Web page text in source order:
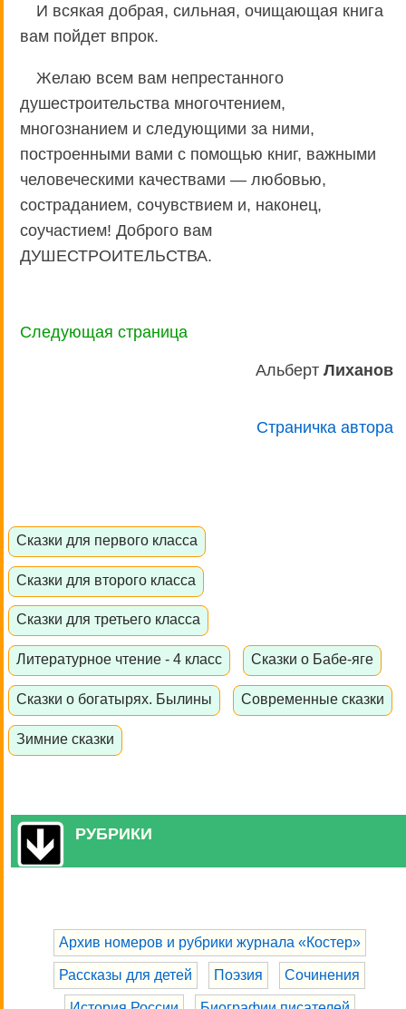
И всякая добрая, сильная, очищающая книга
вам пойдет впрок.
Желаю всем вам непрестанного
душестроительства многочтением,
многознанием и следующими за ними,
построенными вами с помощью книг, важными
человеческими качествами — любовью,
состраданием, сочувствием и, наконец,
соучастием! Доброго вам
ДУШЕСТРОИТЕЛЬСТВА.
Следующая страница
Альберт Лиханов
Страничка автора
Сказки для первого класса
Сказки для второго класса
Сказки для третьего класса
Литературное чтение - 4 класс Сказки о Бабе-яге
Сказки о богатырях. Былины Современные сказки
Зимние сказки
РУБРИКИ
Архив номеров и рубрики журнала «Костер»
Рассказы для детей Поэзия Сочинения